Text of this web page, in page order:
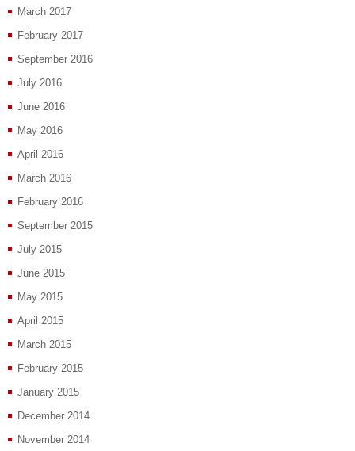
March 2017
February 2017
September 2016
July 2016
June 2016
May 2016
April 2016
March 2016
February 2016
September 2015
July 2015
June 2015
May 2015
April 2015
March 2015
February 2015
January 2015
December 2014
November 2014